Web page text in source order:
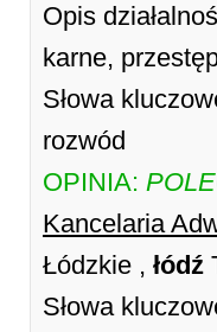
Opis
karne,
Słowa
rozwód
OPINIA:
Kancelaria
Łódzkie , łódź
Słowa